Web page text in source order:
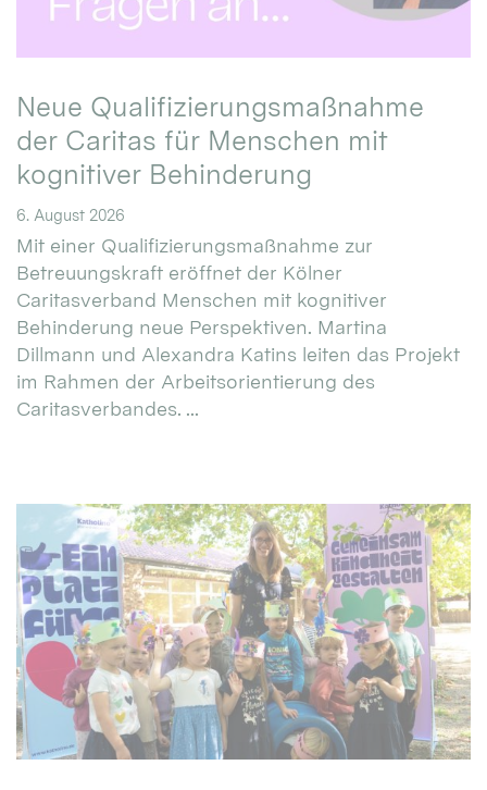
Neue Qualifizierungsmaßnahme
der Caritas für Menschen mit
kognitiver Behinderung
6. August 2026
Mit einer Qualifizierungsmaßnahme zur
Betreuungskraft eröffnet der Kölner
Caritasverband Menschen mit kognitiver
Behinderung neue Perspektiven. Martina
Dillmann und Alexandra Katins leiten das Projekt
im Rahmen der Arbeitsorientierung des
Caritasverbandes. ...